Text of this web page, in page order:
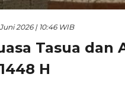
2026 | 10:46 WIB
Tasua dan
H